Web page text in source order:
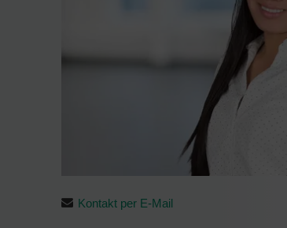
Kontakt per E-Mail